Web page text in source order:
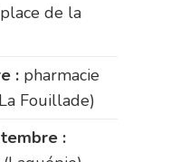
de la
: pharmacie
Fouillade)
: